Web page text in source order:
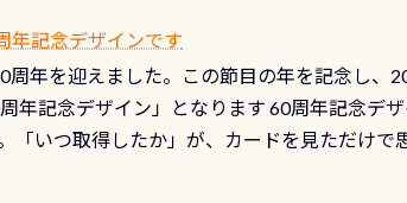
水漏れ検査代」が5,500円掛かります そこ
スーツの点検・オーバーホールを出して頂い
グだけでも出そうと思ってる方は、セット
開催しております 長良川ってどんな川？ 長
い、または無い川のこと）で岐阜県の郡上
2001年には「日本の水浴場88選」に全国で
十分ダイビングを楽しむことが出来ます 川
年記念デザインです
周年を迎えました。この節目の年を記念し、
年記念デザイン」となります 60周年記念デ
「いつ取得したか」が、カードを見ただけ